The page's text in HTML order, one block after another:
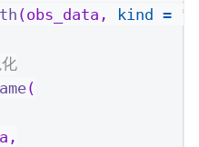
(obs_data, kind =
(